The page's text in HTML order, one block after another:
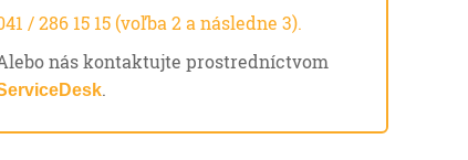
/ 286 15 15 (voľba 2 a následne 3).
nás kontaktujte prostredníctvom
.